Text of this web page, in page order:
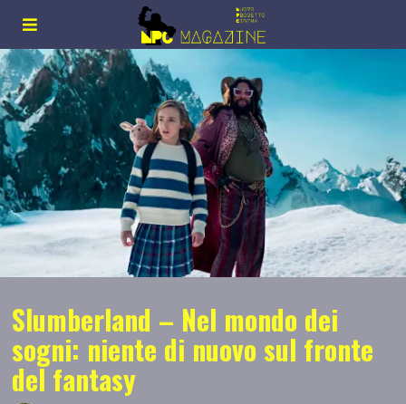
Slumberland – Nel mondo dei
sogni: niente di nuovo sul fronte
del fantasy